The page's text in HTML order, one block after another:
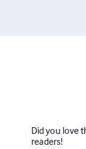
Did you love
readers!